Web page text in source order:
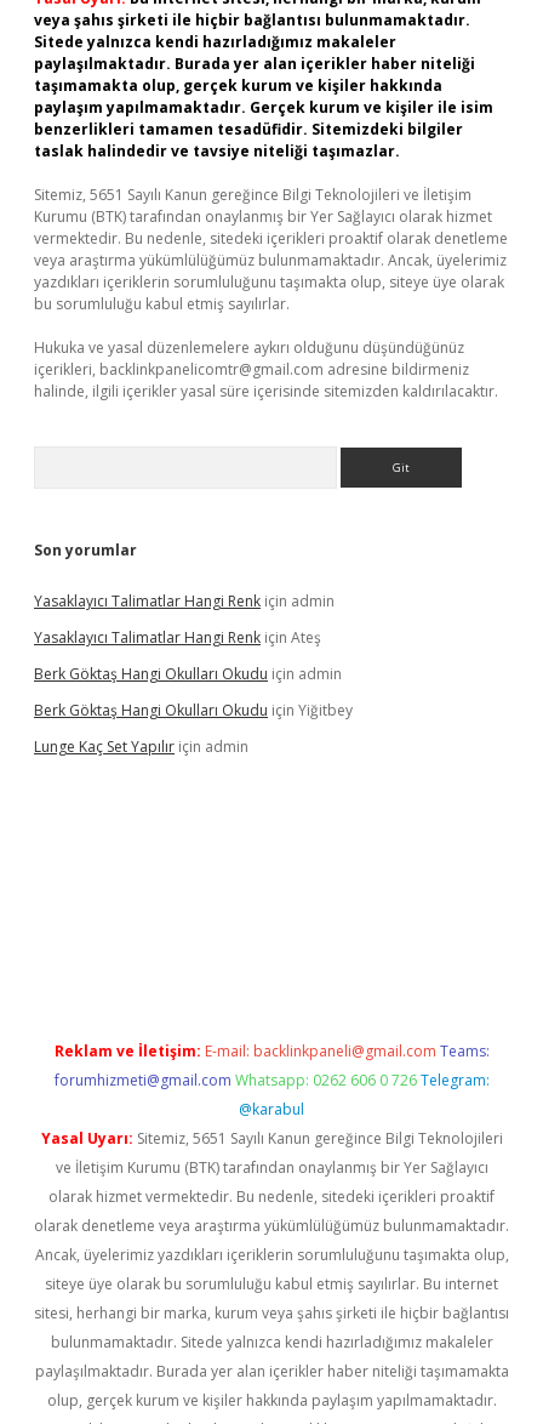
veya şahıs şirketi ile hiçbir bağlantısı bulunmamaktadır.
Sitede yalnızca kendi hazırladığımız makaleler
paylaşılmaktadır. Burada yer alan içerikler haber niteliği
taşımamakta olup, gerçek kurum ve kişiler hakkında
paylaşım yapılmamaktadır. Gerçek kurum ve kişiler ile isim
benzerlikleri tamamen tesadüfidir. Sitemizdeki bilgiler
taslak halindedir ve tavsiye niteliği taşımazlar.
Sitemiz, 5651 Sayılı Kanun gereğince Bilgi Teknolojileri ve İletişim
Kurumu (BTK) tarafından onaylanmış bir Yer Sağlayıcı olarak hizmet
vermektedir. Bu nedenle, sitedeki içerikleri proaktif olarak denetleme
veya araştırma yükümlülüğümüz bulunmamaktadır. Ancak, üyelerimiz
yazdıkları içeriklerin sorumluluğunu taşımakta olup, siteye üye olarak
bu sorumluluğu kabul etmiş sayılırlar.
Hukuka ve yasal düzenlemelere aykırı olduğunu düşündüğünüz
içerikleri, backlinkpanelicomtr@gmail.com adresine bildirmeniz
halinde, ilgili içerikler yasal süre içerisinde sitemizden kaldırılacaktır.
Son yorumlar
Yasaklayıcı Talimatlar Hangi Renk için admin
Yasaklayıcı Talimatlar Hangi Renk için Ateş
Berk Göktaş Hangi Okulları Okudu için admin
Berk Göktaş Hangi Okulları Okudu için Yiğitbey
Lunge Kaç Set Yapılır için admin
Reklam ve İletişim: E-mail: backlinkpaneli@gmail.com Teams:
forumhizmeti@gmail.com Whatsapp: 0262 606 0 726 Telegram:
@karabul
Yasal Uyarı: Sitemiz, 5651 Sayılı Kanun gereğince Bilgi Teknolojileri
ve İletişim Kurumu (BTK) tarafından onaylanmış bir Yer Sağlayıcı
olarak hizmet vermektedir. Bu nedenle, sitedeki içerikleri proaktif
olarak denetleme veya araştırma yükümlülüğümüz bulunmamaktadır.
Ancak, üyelerimiz yazdıkları içeriklerin sorumluluğunu taşımakta olup,
siteye üye olarak bu sorumluluğu kabul etmiş sayılırlar. Bu internet
sitesi, herhangi bir marka, kurum veya şahıs şirketi ile hiçbir bağlantısı
bulunmamaktadır. Sitede yalnızca kendi hazırladığımız makaleler
paylaşılmaktadır. Burada yer alan içerikler haber niteliği taşımamakta
olup, gerçek kurum ve kişiler hakkında paylaşım yapılmamaktadır.